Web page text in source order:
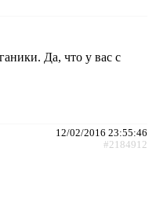
Да, что у вас с
12/02/2016 23:55:46
#2184912